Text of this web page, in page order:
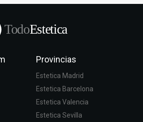
TodoEstetica
Provincias
Estetica Madrid
Estetica Barcelona
Estetica Valencia
Estetica Sevilla